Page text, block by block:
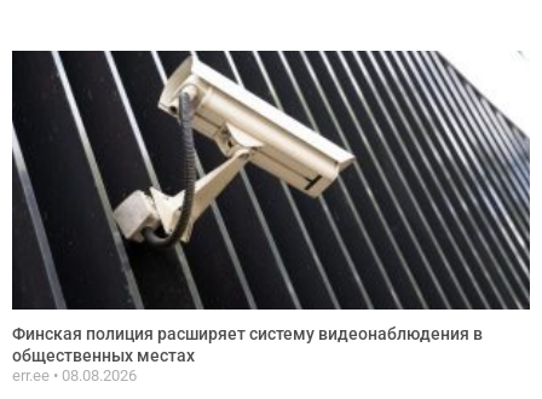
Финская полиция расширяет систему видеонаблюдения в
общественных местах
err.ee 08.08.2026